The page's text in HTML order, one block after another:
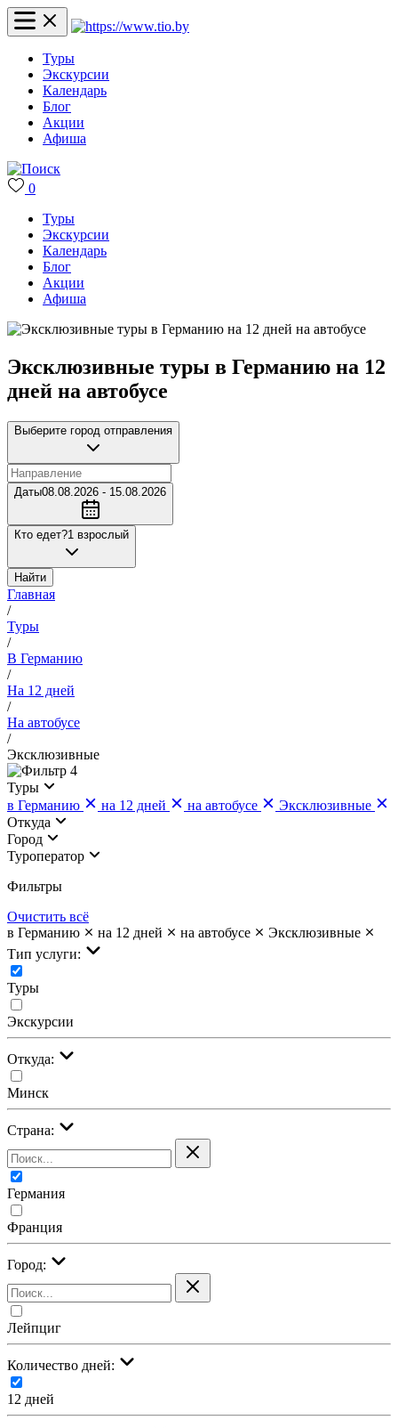
Туры
Экскурсии
Календарь
Блог
Акции
Афиша
0
Туры
Экскурсии
Календарь
Блог
Акции
Афиша
Эксклюзивные туры в Германию на 12
дней на автобусе
Выберите город отправления
Даты08.08.2026 - 15.08.2026
Кто едет?1 взрослый
Найти
Главная
/
Туры
/
В Германию
/
На 12 дней
/
На автобусе
/
Эксклюзивные
4
Туры
в Германию
на 12 дней на автобусе
Эксклюзивные
Откуда
Город
Туроператор
Фильтры
Очистить всё
в Германию
на 12 дней на автобусе
Эксклюзивные
Тип услуги:
Туры
Экскурсии
Откуда:
Минск
Страна:
Германия
Франция
Город:
Лейпциг
Количество дней:
12 дней